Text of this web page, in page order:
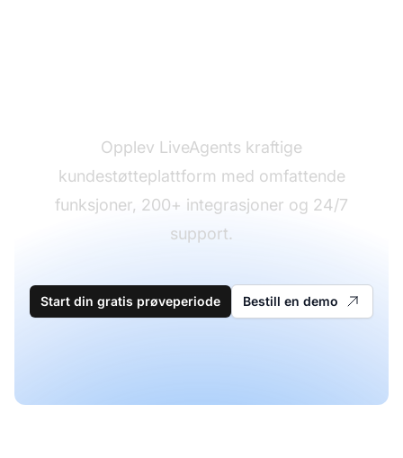
Opplev LiveAgents kraftige
kundestøtteplattform med omfattende
funksjoner, 200+ integrasjoner og 24/7
support.
Start din gratis prøveperiode Bestill en demo